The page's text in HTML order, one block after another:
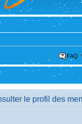
FAQ
le profil des